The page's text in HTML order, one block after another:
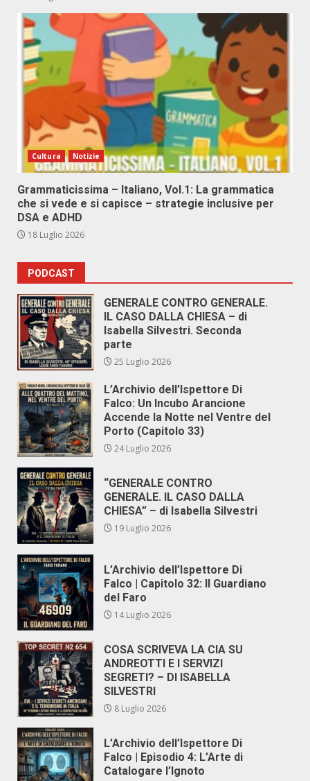
Cultura Notizie
Grammaticissima – Italiano, Vol.1: La grammatica
che si vede e si capisce – strategie inclusive per
DSA e ADHD
18 Luglio 2026
PODCAST
GENERALE CONTRO GENERALE.
IL CASO DALLA CHIESA – di
Isabella Silvestri. Seconda
parte
25 Luglio 2026
L’Archivio dell’Ispettore Di
Falco: Un Incubo Arancione
Accende la Notte nel Ventre del
Porto (Capitolo 33)
24 Luglio 2026
“GENERALE CONTRO
GENERALE. IL CASO DALLA
CHIESA” – di Isabella Silvestri
19 Luglio 2026
L’Archivio dell’Ispettore Di
Falco | Capitolo 32: Il Guardiano
del Faro
14 Luglio 2026
COSA SCRIVEVA LA CIA SU
ANDREOTTI E I SERVIZI
SEGRETI? – DI ISABELLA
SILVESTRI
8 Luglio 2026
L’Archivio dell’Ispettore Di
Falco | Episodio 4: L’Arte di
Catalogare l’Ignoto